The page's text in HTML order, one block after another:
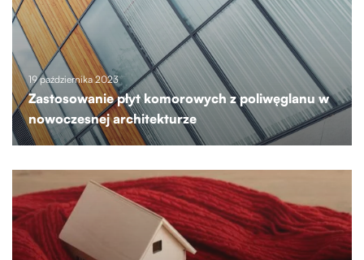
19 października 2023
Zastosowanie płyt komorowych z poliwęglanu w
nowoczesnej architekturze